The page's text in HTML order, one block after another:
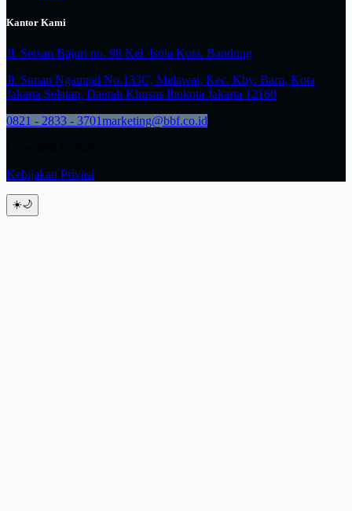
Kantor Kami
Jl. Sersan Bajuri no. 98 Kel. Isola Kota. Bandung
Jl. Sunan Ngampel No.133C, Melawai, Kec. Kby. Baru, Kota
Jakarta Selatan, Daerah Khusus Ibukota Jakarta 12160
0821 - 2833 - 3701marketing@bbf.co.id
Kebijakan Privasi
☀️🌙